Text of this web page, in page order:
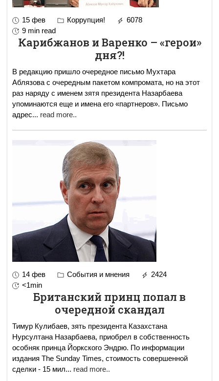
15 фев Коррупция!
6078
9 min read
Карибжанов и Варенко – «герои»
дня?!
В редакцию пришло очередное письмо Мухтара
Аблязова с очередным пакетом компромата, но на этот
раз наряду с именем зятя президента Назарбаева
упоминаются еще и имена его «партнеров». Письмо
адрес... read more..
14 фев События и мнения
2424
<1min
Британский принц попал в
очередной скандал
Тимур Кулибаев, зять президента Казахстана
Нурсултана Назарбаева, приобрел в собственность
особняк принца Йоркского Эндрю. По информации
издания The Sunday Times, стоимость совершенной
сделки - 15 мил... read more..